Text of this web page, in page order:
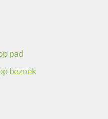
pad
bezoek